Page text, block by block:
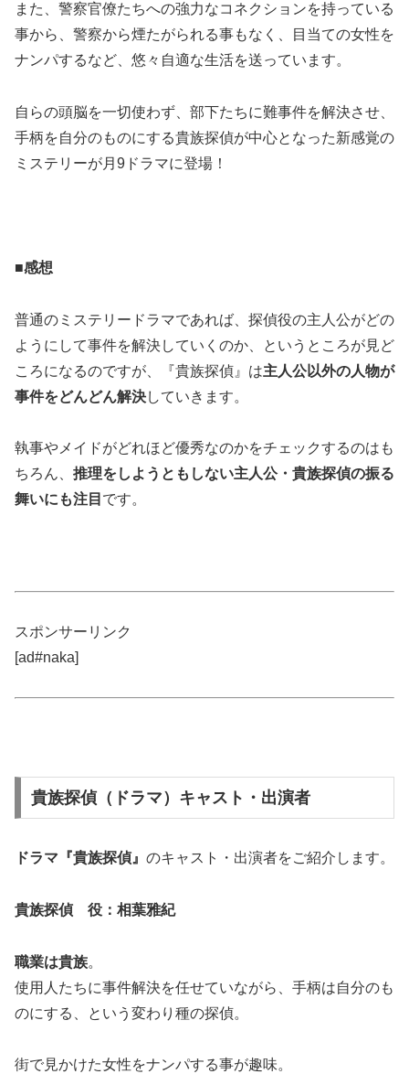
また、警察官僚たちへの強力なコネクションを持っている
事から、警察から煙たがられる事もなく、目当ての女性を
ナンパするなど、悠々自適な生活を送っています。
自らの頭脳を一切使わず、部下たちに難事件を解決させ、
手柄を自分のものにする貴族探偵が中心となった新感覚の
ミステリーが月9ドラマに登場！
■感想
普通のミステリードラマであれば、探偵役の主人公がどの
ようにして事件を解決していくのか、というところが見ど
ころになるのですが、『貴族探偵』は主人公以外の人物が
事件をどんどん解決していきます。
執事やメイドがどれほど優秀なのかをチェックするのはも
ちろん、 推理をしようともしない主人公・貴族探偵の振る
舞いにも注目 です。
スポンサーリンク
[ad#naka]
貴族探偵（ドラマ）キャスト・出演者
ドラマ『貴族探偵』 のキャスト・出演者をご紹介します。
貴族探偵 役：相葉雅紀
職業は貴族。
使用人たちに事件解決を任せていながら、手柄は自分のも
のにする、という変わり種の探偵。
街で見かけた女性をナンパする事が趣味。